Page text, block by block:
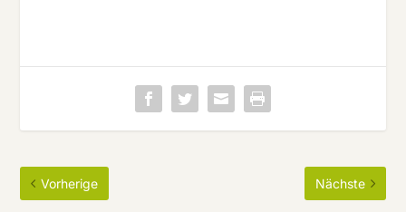
Vorherige Nächste